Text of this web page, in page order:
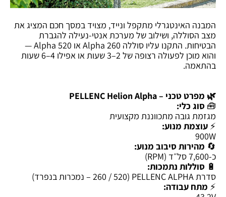
המבנה האינטגרלי מתקפל ונייד, מצויד במסך חכם המציג את
מצב הסוללה, ושילוב של מערכת אנטי-נעילה להגברת
הבטיחות. התקנו עליו סוללה Alpha 260 או Alpha 520 —
והוא מוכן לפעולה רצופה של 2–3 שעות או אפילו 4–6 שעות
בהתאמה.
🌿 מפרט טכני – PELLENC Helion Alpha
🧰 סוג כלי:
מגזמת גובה מתכווננת מקצועית
⚡ עוצמת מנוע:
900W
🔄 מהירות סיבוב מנוע:
כ-7,600 סל״ד (RPM)
🔋 סוללות נתמכות:
סדרת PELLENC ALPHA (260 / 520 – נמכרות בנפרד)
⚡ מתח עבודה: